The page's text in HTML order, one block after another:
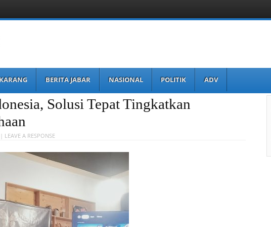
BERITA JABAR NASIONAL POLITIK ADV
Solusi Tepat Tingkatkan
LEAVE A RESPONSE